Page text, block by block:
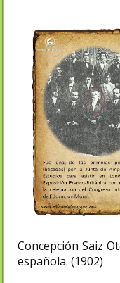
Concepción Saiz
española. (1902)